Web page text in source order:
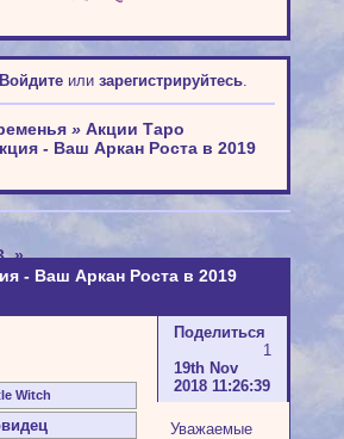
Войдитеили зарегистрируйтесь.
» Акции Таро
- Ваш Аркан Роста в 2019
- Ваш Аркан Роста в 2019
»
Поделиться
1
19th Nov
2018 11:26:39
Witch
Уважаемые